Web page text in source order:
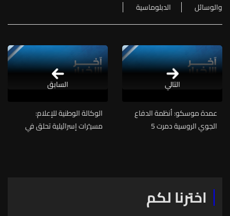
والوسائل
الدبلوماسية
التالي
عمدة موسكو: أنظمة الدفاع
الجوي الروسية دمرت 5
الوكالة الوطنية للإعلام:
مسيَّرات إسرائيلية تحلق في
السابق
اخترنا لكم